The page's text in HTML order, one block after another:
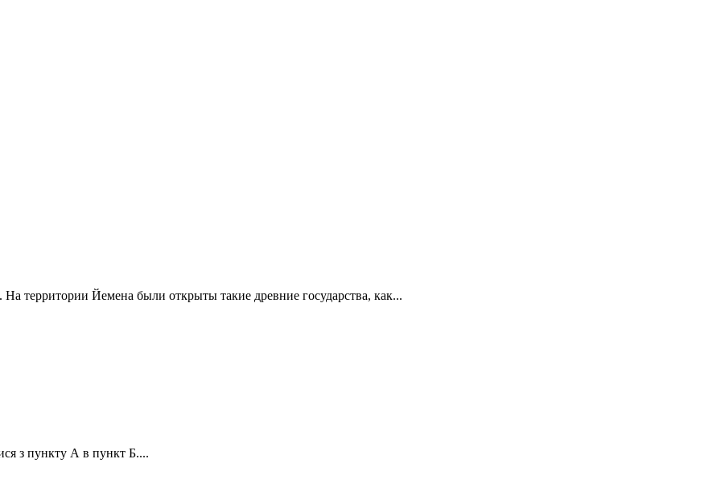
территории Йемена были открыты такие древние государства, как...
з пункту А в пункт Б....